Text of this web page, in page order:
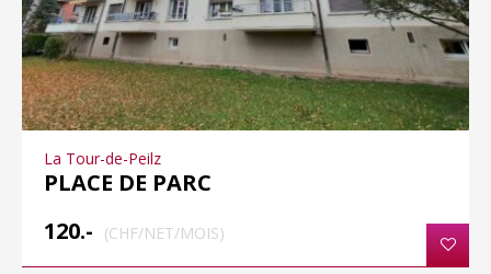
La Tour-de-Peilz
PLACE DE PARC
120.-
(CHF/NET/MOIS)